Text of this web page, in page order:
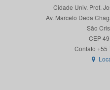
Cidade Univ. Prof.
Av. Marcelo Deda
São
CEP